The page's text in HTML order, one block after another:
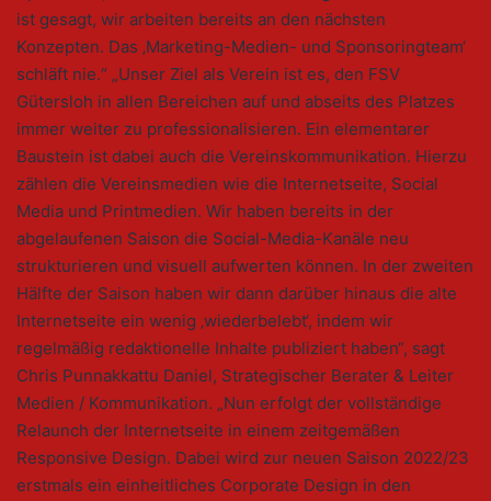
ist gesagt, wir arbeiten bereits an den nächsten
Konzepten. Das ‚Marketing-Medien- und Sponsoringteam‘
schläft nie.“ „Unser Ziel als Verein ist es, den FSV
Gütersloh in allen Bereichen auf und abseits des Platzes
immer weiter zu professionalisieren. Ein elementarer
Baustein ist dabei auch die Vereinskommunikation. Hierzu
zählen die Vereinsmedien wie die Internetseite, Social
Media und Printmedien. Wir haben bereits in der
abgelaufenen Saison die Social-Media-Kanäle neu
strukturieren und visuell aufwerten können. In der zweiten
Hälfte der Saison haben wir dann darüber hinaus die alte
Internetseite ein wenig ‚wiederbelebt‘, indem wir
regelmäßig redaktionelle Inhalte publiziert haben“, sagt
Chris Punnakkattu Daniel, Strategischer Berater & Leiter
Medien / Kommunikation. „Nun erfolgt der vollständige
Relaunch der Internetseite in einem zeitgemäßen
Responsive Design. Dabei wird zur neuen Saison 2022/23
erstmals ein einheitliches Corporate Design in den